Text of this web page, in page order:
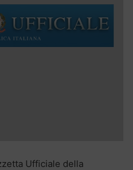
Ufficiale della